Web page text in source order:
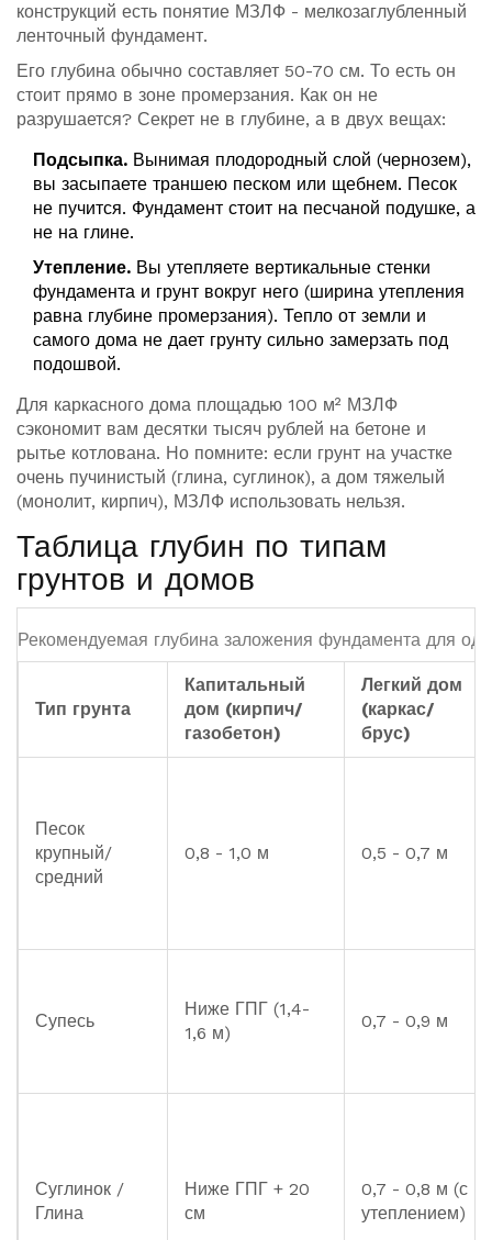
конструкций есть понятие МЗЛФ - мелкозаглубленный
ленточный фундамент.
Его глубина обычно составляет 50-70 см. То есть он
стоит прямо в зоне промерзания. Как он не
разрушается? Секрет не в глубине, а в двух вещах:
Подсыпка. Вынимая плодородный слой (чернозем),
вы засыпаете траншею песком или щебнем. Песок
не пучится. Фундамент стоит на песчаной подушке, а
не на глине.
Утепление. Вы утепляете вертикальные стенки
фундамента и грунт вокруг него (ширина утепления
равна глубине промерзания). Тепло от земли и
самого дома не дает грунту сильно замерзать под
подошвой.
Для каркасного дома площадью 100 м² МЗЛФ
сэкономит вам десятки тысяч рублей на бетоне и
рытье котлована. Но помните: если грунт на участке
очень пучинистый (глина, суглинок), а дом тяжелый
(монолит, кирпич), МЗЛФ использовать нельзя.
Таблица глубин по типам
грунтов и домов
Рекомендуемая глубина заложения фундамента для
Тип грунта
Капитальный
дом (кирпич/
газобетон)
Легкий дом
(каркас/
брус)
Песок
крупный/
средний
0,8 - 1,0 м 0,5 - 0,7 м
Супесь
Ниже ГПГ (1,4-
1,6 м)
0,7 - 0,9 м
Суглинок /
Глина
Ниже ГПГ + 20
см
0,7 - 0,8 м (с
утеплением)